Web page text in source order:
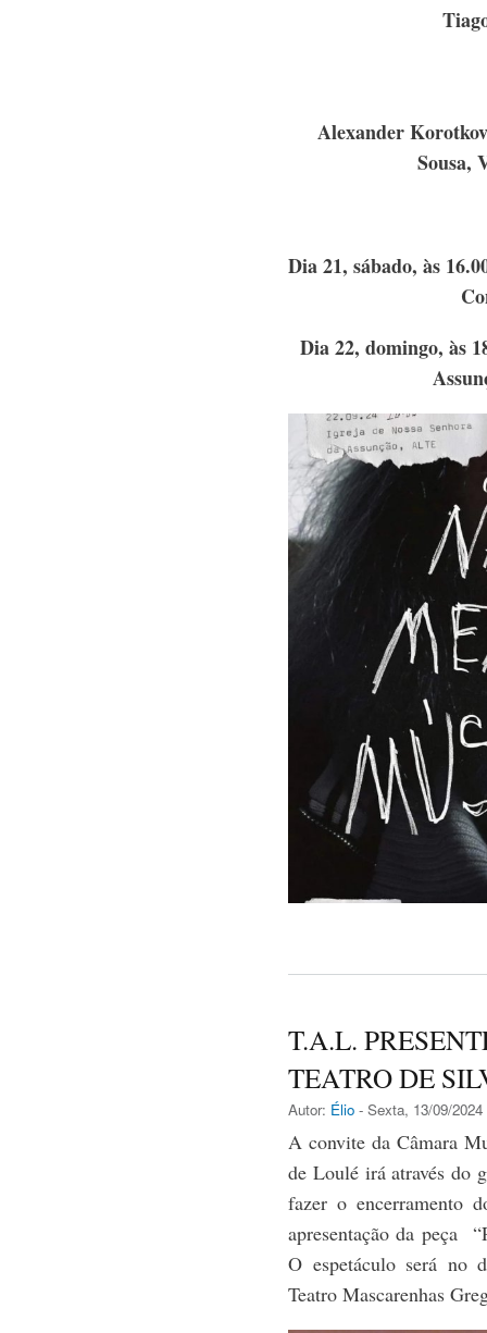
Alexander
Sousa,
Dia 21, sábado, às
Dia 22, domingo, às
T.A.L.
TEATRO DE
Autor: Élio - Sexta, 13/09/2024
A convite da Câmara
de Loulé irá através do
fazer o encerramento
apresentação da peça
O espetáculo será no
Teatro Mascarenhas